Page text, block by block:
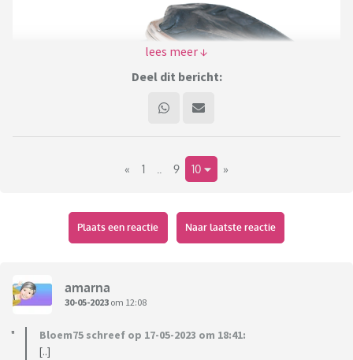
In steeds meer zaken kan alleen nog met pin worden
betaald.
Maar daardoor dreigen 1 op de 7 Nederlanders uitgesloten te
worden.
Deel dit bericht:
« 1 9 10 »
Plaats een reactie Naar laatste reactie
amarna
30-05-2023 om 12:08
Bloem75 schreef op 17-05-2023 om 18:41:
[..]